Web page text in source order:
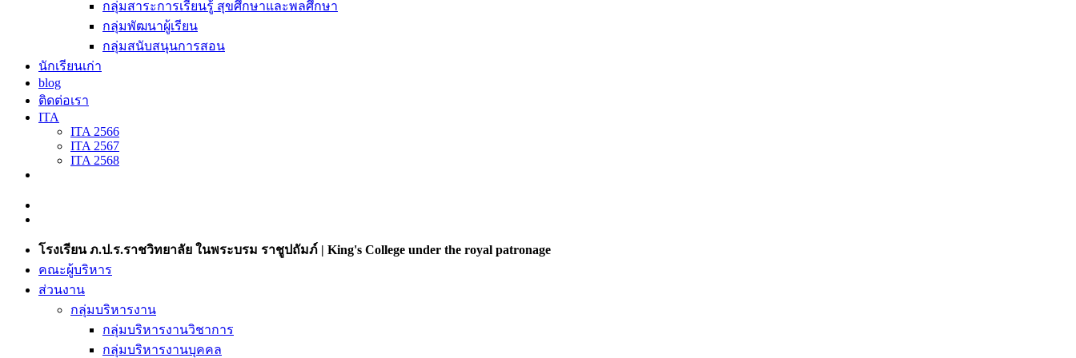
กลุ่มสาระการเรียนรู้ สุขศึกษาและพลศึกษา
กลุ่มพัฒนาผู้เรียน
กลุ่มสนับสนุนการสอน
นักเรียนเก่า
blog
ติดต่อเรา
ITA
ITA 2566
ITA 2567
ITA 2568
โรงเรียน ภ.ป.ร.ราชวิทยาลัย ในพระบรม ราชูปถัมภ์ | King's College under the royal patronage
คณะผู้บริหาร
ส่วนงาน
กลุ่มบริหารงาน
กลุ่มบริหารงานวิชาการ
กลุ่มบริหารงานบุคคล